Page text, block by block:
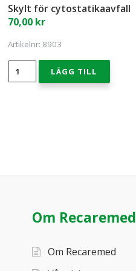
Skylt för cytostatikaavfall
70,00 kr
Artikelnr: 8903
för
cytostatikaavfall
LÄGG TILL
Om Recaremed
Om Recaremed